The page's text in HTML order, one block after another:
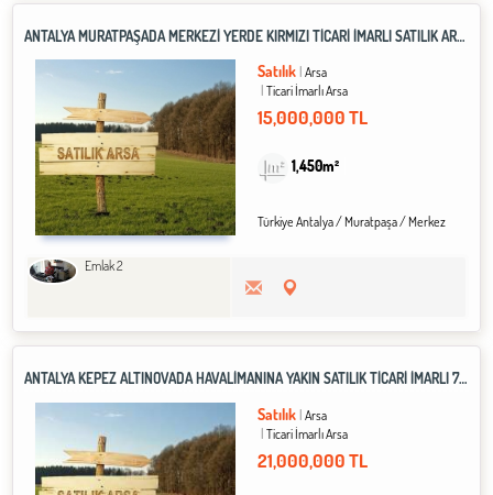
ANTALYA MURATPAŞADA MERKEZİ YERDE KIRMIZI TİCARİ İMARLI SATILIK ARSA
Satılık Arsa
Ticari İmarlı Arsa
15,000,000 TL
1,450m²
Türkiye Antalya / Muratpaşa/ Merkez
Emlak 2
ANTALYA KEPEZ ALTINOVADA HAVALİMANINA YAKIN SATILIK TİCARİ İMARLI 7 DÖNÜM ARSA
Satılık Arsa
Ticari İmarlı Arsa
21,000,000 TL